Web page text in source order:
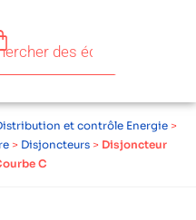
et contrôle Energie >
> Disjoncteurs > Disjoncteur
C